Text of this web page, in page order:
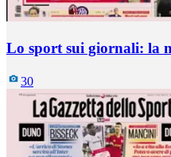
Lo sport sui giornali: la
30